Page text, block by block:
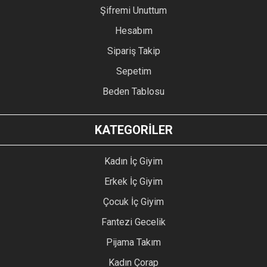
Şifremi Unuttum
Hesabım
Sipariş Takip
Sepetim
Beden Tablosu
KATEGORİLER
Kadın İç Giyim
Erkek İç Giyim
Çocuk İç Giyim
Fantezi Gecelik
Pijama Takım
Kadın Çorap